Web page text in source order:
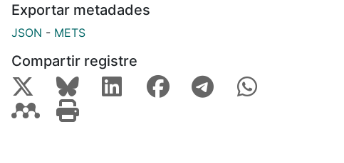
Exportar metadades
JSON - METS
Compartir registre